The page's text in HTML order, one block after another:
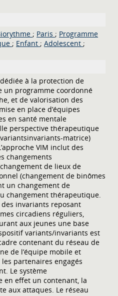
; Paris ; Programme
; Enfant ; Adolescent ;
à la protection de
un programme coordonné
et de valorisation des
en place d’équipes
en santé mentale
perspective thérapeutique
matrice)
VIM inclut des
changements
de lieux de
(changement de binômes
un changement de
changement thérapeutique.
des invariants reposant
circadiens réguliers,
aux jeunes une base
variants/invariants est
contenant du réseau de
de l’équipe mobile et
partenaires engagés
Le système
en effet un contenant, la
aux attaques. Le réseau